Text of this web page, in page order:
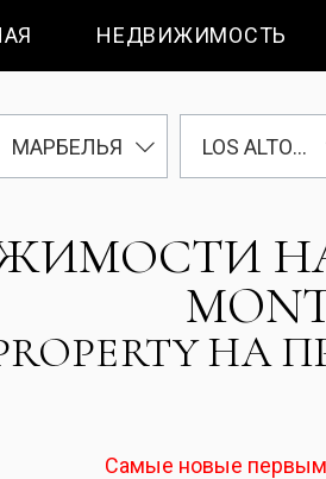
НЕДВИЖИМОСТЬ
МАРБЕЛЬЯ LOS ALTOS DE LOS MONTEROS
НА
НА
Самые новые